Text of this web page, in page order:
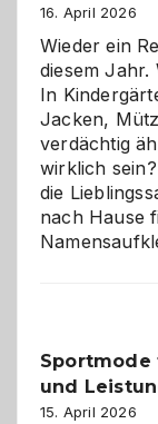
16. April 2026
Wieder ein
diesem Jahr.
In
Jacken,
verdächtig
wirklich
die
nach Hause
und
15. April 2026